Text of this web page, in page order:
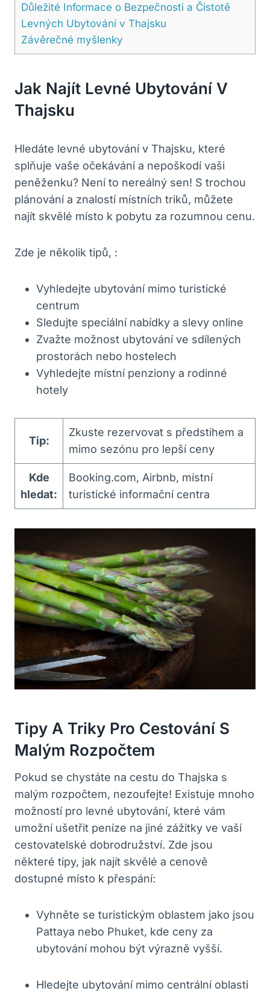
Důležité Informace o Bezpečnosti a Čistotě
Levných Ubytování v Thajsku
Závěrečné myšlenky
Jak Najít Levné Ubytování V
Thajsku
Hledáte levné ubytování v Thajsku, které
splňuje vaše očekávání a nepoškodí vaši
peněženku? Není to nereálný sen! S trochou
plánování a znalostí místních triků, můžete
najít skvělé místo k pobytu za rozumnou cenu.
Zde je několik tipů, :
Vyhledejte ubytování mimo turistické
centrum
Sledujte speciální nabídky a slevy online
Zvažte možnost ubytování ve sdílených
prostorách nebo hostelech
Vyhledejte místní penziony a rodinné
hotely
Tip:
Zkuste rezervovat s předstihem a
mimo sezónu pro lepší ceny
Kde
hledat:
Booking.com, Airbnb, místní
turistické informační centra
Tipy A Triky Pro Cestování S
Malým Rozpočtem
Pokud se chystáte na cestu do Thajska s
malým rozpočtem, nezoufejte! Existuje mnoho
možností pro levné ubytování, které vám
umožní ušetřit peníze na jiné zážitky ve vaší
cestovatelské dobrodružství. Zde jsou
některé tipy, jak najít skvělé a cenově
dostupné místo k přespání:
Vyhněte se turistickým oblastem jako jsou
Pattaya nebo Phuket, kde ceny za
ubytování mohou být výrazně vyšší.
Hledejte ubytování mimo centrální oblasti